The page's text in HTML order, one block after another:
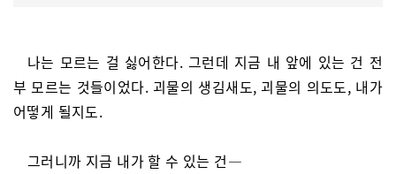
나는 모르는 걸 싫어한다. 그런데 지금 내 앞에 있는 건 전
부 모르는 것들이었다. 괴물의 생김새도, 괴물의 의도도, 내가
어떻게 될지도.
그러니까 지금 내가 할 수 있는 건—